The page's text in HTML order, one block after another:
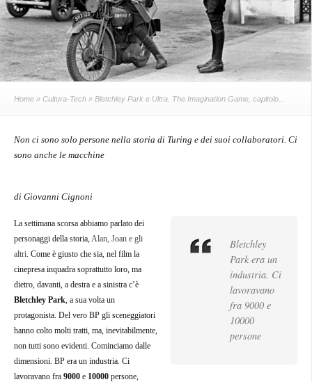
Home » Cultura-Tech » Bletchley Park e Ultra. The Imagination Game, capitolo...
Non ci sono solo persone nella storia di Turing e dei suoi collaboratori. Ci
sono anche le macchine
di Giovanni Cignoni
Bletchley
Park era un
industria. Ci
lavoravano
fra 9000 e
10000
persone
La settimana scorsa abbiamo parlato dei
personaggi della storia, Alan, Joan e gli
altri . Come è giusto che sia, nel film la
cinepresa inquadra soprattutto loro, ma
dietro, davanti, a destra e a sinistra c’è
Bletchley Park , a sua volta un
protagonista. Del vero BP gli sceneggiatori
hanno colto molti tratti, ma, inevitabilmente,
non tutti sono evidenti. Cominciamo dalle
dimensioni. BP era un industria. Ci
lavoravano fra 9000 e 10000 persone,